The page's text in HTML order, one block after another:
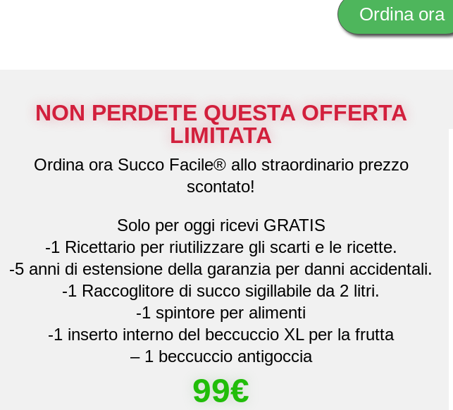
Ordina ora
NON PERDETE QUESTA OFFERTA
LIMITATA
Ordina ora Succo Facile® allo straordinario prezzo
scontato!
Solo per oggi ricevi GRATIS
-1 Ricettario per riutilizzare gli scarti e le ricette.
-5 anni di estensione della garanzia per danni accidentali.
-1 Raccoglitore di succo sigillabile da 2 litri.
-1 spintore per alimenti
-1 inserto interno del beccuccio XL per la frutta
– 1 beccuccio antigoccia
99€